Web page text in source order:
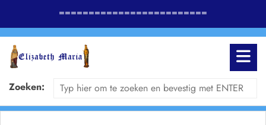
=========================
Zoeken: